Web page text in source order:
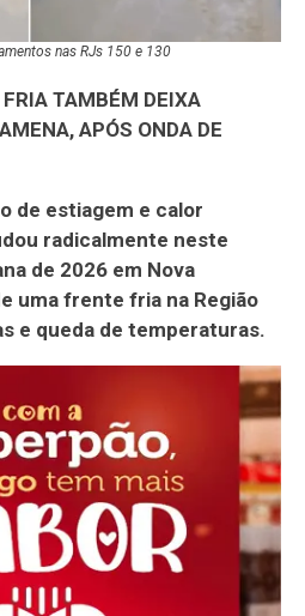
nas RJs 150 e 130
TAMBÉM DEIXA
APÓS ONDA DE
de estiagem e calor
radicalmente neste
de 2026 em Nova
uma frente fria na Região
e queda de temperaturas.